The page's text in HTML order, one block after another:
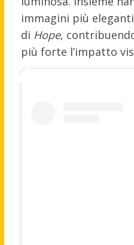
immagini più
di Hope,
più forte l’impatto